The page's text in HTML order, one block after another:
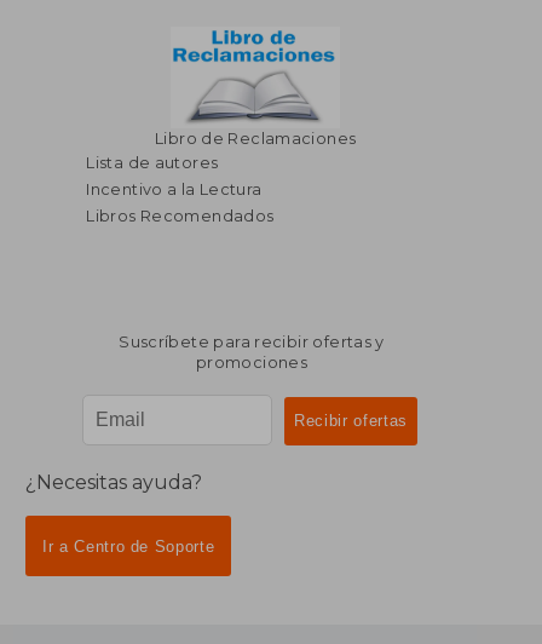
Libro de Reclamaciones
Lista de autores
Incentivo a la Lectura
Libros Recomendados
Suscríbete para recibir ofertas y
promociones
¿Necesitas ayuda?
Ir a Centro de Soporte